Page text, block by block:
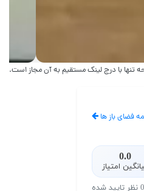
تنها با درج لینک مستقیم به آن مجاز است.
فضای باز ها
0.0
امتیاز
0 نظر تایید شده